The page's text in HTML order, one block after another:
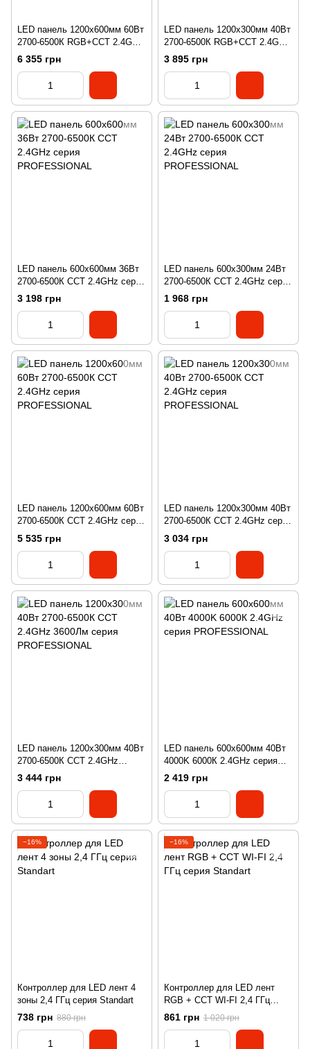
LED панель 1200х600мм 60Вт
2700-6500К RGB+CCT 2.4GHz
серия PROFESSIONAL
6 355 грн
LED панель 1200х300мм 40Вт
2700-6500К RGB+CCT 2.4GHz
серия PROFESSIONAL
3 895 грн
LED панель 600х600мм 36Вт
2700-6500К CCT 2.4GHz серия
PROFESSIONAL
3 198 грн
LED панель 600х300мм 24Вт
2700-6500К CCT 2.4GHz серия
PROFESSIONAL
1 968 грн
LED панель 1200х600мм 60Вт
2700-6500К CCT 2.4GHz серия
PROFESSIONAL
5 535 грн
LED панель 1200х300мм 40Вт
2700-6500К CCT 2.4GHz серия
PROFESSIONAL
3 034 грн
LED панель 1200х300мм 40Вт
2700-6500К CCT 2.4GHz
3600Лм серия
PROFESSIONAL
3 444 грн
LED панель 600х600мм 40Вт
4000K 6000К 2.4GHz серия
PROFESSIONAL
2 419 грн
−16%
Контроллер для LED лент 4
зоны 2,4 ГГц серия Standart
738 грн 880 грн
−16%
Контроллер для LED лент
RGB + CCT WI-FI 2,4 ГГц
серия Standart
861 грн 1 020 грн